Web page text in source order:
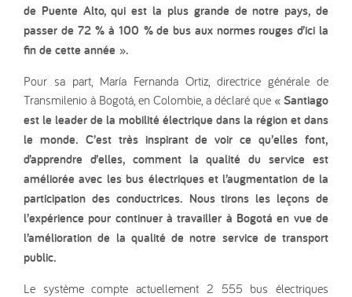
de Puente Alto, qui est la plus grande de notre pays, de
passer de 72 % à 100 % de bus aux normes rouges d’ici la
fin de cette année ».
Pour sa part, María Fernanda Ortiz, directrice générale de
Transmilenio à Bogotá, en Colombie, a déclaré que « Santiago
est le leader de la mobilité électrique dans la région et dans
le monde. C’est très inspirant de voir ce qu’elles font,
d’apprendre d’elles, comment la qualité du service est
améliorée avec les bus électriques et l’augmentation de la
participation des conductrices. Nous tirons les leçons de
l’expérience pour continuer à travailler à Bogotá en vue de
l’amélioration de la qualité de notre service de transport
public.
Le système compte actuellement 2 555 bus électriques